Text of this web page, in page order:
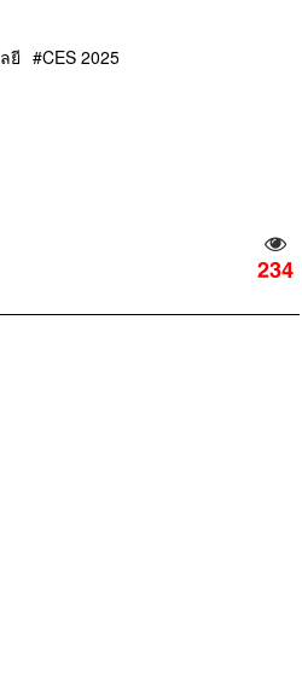
ยี CES 2025
234